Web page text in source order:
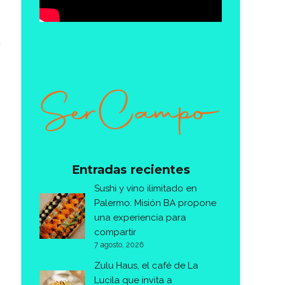
Entradas recientes
Sushi y vino ilimitado en
Palermo: Misión BA propone
una experiencia para
compartir
7 agosto, 2026
Zulu Haus, el café de La
Lucila que invita a